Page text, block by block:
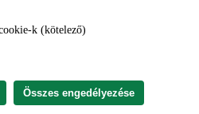
k (kötelező)
Összes engedélyezése